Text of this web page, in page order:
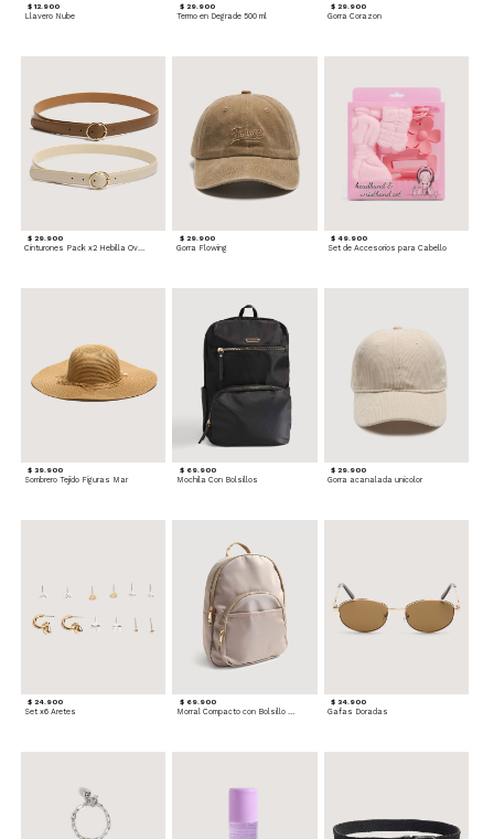
$ 12.900
Llavero Nube
$ 29.900
Termo en Degrade 500 ml
$ 29.900
Gorra Corazon
$ 29.900
Cinturones Pack x2 Hebilla Ovalada
$ 29.900
Gorra Flowing
$ 49.900
Set de Accesorios para Cabello
$ 39.900
Sombrero Tejido Figuras Mar
$ 69.900
Mochila Con Bolsillos
$ 29.900
Gorra acanalada unicolor
$ 24.900
Set x6 Aretes
$ 69.900 $ 34.900
Gafas Doradas